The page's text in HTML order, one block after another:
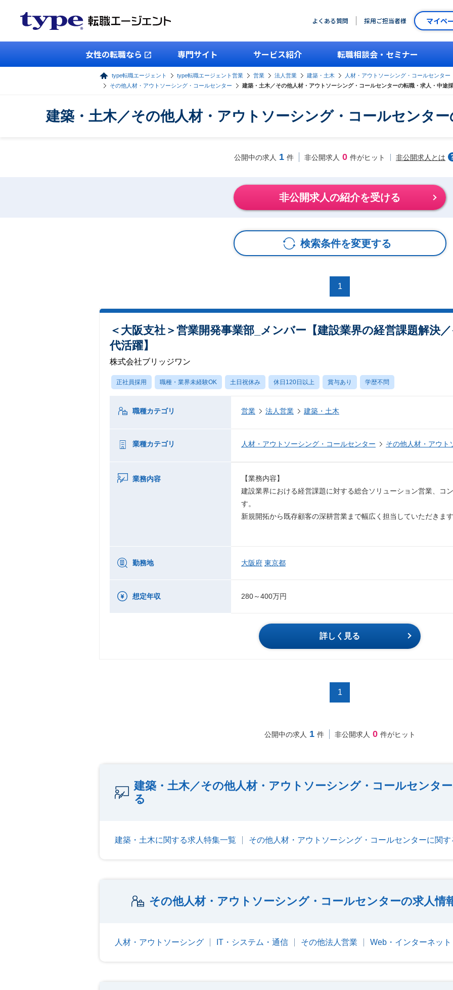
よくある質問 採用ご担当者様 マイペ
女性の転職なら 専門サイト サービス紹介 転職相談会・セミナー
type転職エージェント type転職エージェント営業 営業 法人営業 建築・土木
人材・アウトソーシング・コールセンター
その他人材・アウトソーシング・コールセンター
建築・土木／その他人材・アウトソーシング・コールセンターの転職・求人・中途
建築・土木／その他人材・アウトソーシング・コールセンタ
公開中の求人 1 件 非公開求人 0 件がヒット 非公開求人とは
非公開求人の紹介を受ける
検索条件を変更する
1
＜大阪支社＞営業開発事業部_メンバー【建設業界の経営課題解決
代活躍】
株式会社ブリッジワン
正社員採用 職種・業界未経験OK 土日祝休み 休日120日以上 賞与あり 学歴不問
職種カテゴリ 営業 法人営業 建築・土木
業種カテゴリ 人材・アウトソーシング・コールセンター その他人材・アウト
業務内容
【業務内容】
建設業界における経営課題に対する総合ソリューション営業、コ
す。
新規開拓から既存顧客の深耕営業まで幅広く担当していただきま
勤務地 大阪府 東京都
想定年収 280～400万円
詳しく見る
1
公開中の求人 1 件 非公開求人 0 件がヒット
建築・土木／その他人材・アウトソーシング・コールセンタ
る
建築・土木に関する求人特集一覧 その他人材・アウトソーシング・コールセンターに関
その他人材・アウトソーシング・コールセンターの求人情
人材・アウトソーシング IT・システム・通信 その他法人営業 Web・インターネット